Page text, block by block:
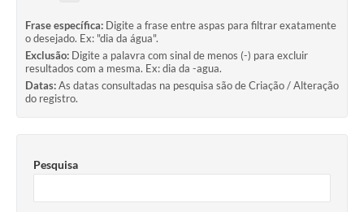
Frase específica: Digite a frase entre aspas para filtrar exatamente
o desejado. Ex: "dia da água".
Exclusão: Digite a palavra com sinal de menos (-) para excluir
resultados com a mesma. Ex: dia da -agua.
Datas:As datas consultadas na pesquisa são de Criação / Alteração
do registro.
Pesquisa